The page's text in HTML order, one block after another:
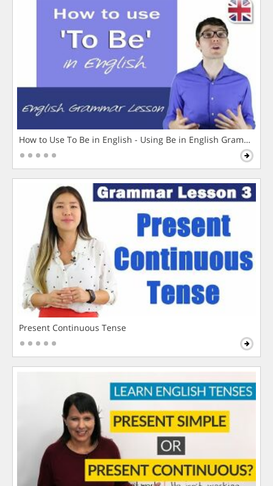
How to Use To Be in English - Using Be in English Grammar
Present Continuous Tense